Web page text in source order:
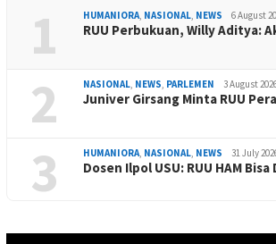
1 HUMANIORA, NASIONAL, NEWS 6 August
RUU Perbukuan, Willy Aditya:
2 NASIONAL, NEWS, PARLEMEN 3 August
Juniver Girsang Minta RUU
3 HUMANIORA, NASIONAL, NEWS 31 July
Dosen Ilpol USU: RUU HAM